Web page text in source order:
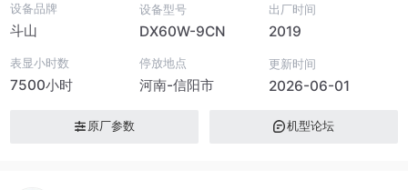
设备品牌
斗山
设备型号
DX60W-9CN
出厂时间
2019
表显小时数
7500小时
停放地点
河南-信阳市
更新时间
2026-06-01
原厂参数 机型论坛